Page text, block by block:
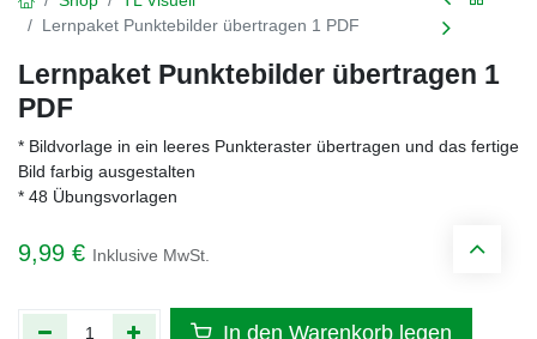
Lernpaket Punktebilder übertragen 1 PDF
Lernpaket Punktebilder übertragen 1
PDF
* Bildvorlage in ein leeres Punkteraster übertragen und das fertige
Bild farbig ausgestalten
* 48 Übungsvorlagen
9,99 € Inklusive MwSt.
In den Warenkorb legen